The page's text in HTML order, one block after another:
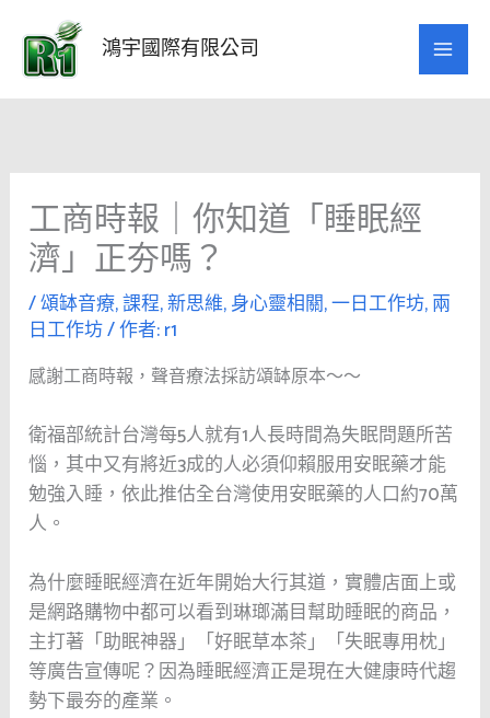
要
鴻宇國際有限公司
工商時報｜你知道「睡眠經
濟」正夯嗎？
/頌缽音療,課程,新思維,身心靈相關,一日工作坊,兩
日工作坊/ 作者:r1
感謝工商時報，聲音療法採訪頌缽原本～～
衛福部統計台灣每5人就有1人長時間為失眠問題所苦
惱，其中又有將近3成的人必須仰賴服用安眠藥才能
勉強入睡，依此推估全台灣使用安眠藥的人口約70萬
人。
為什麼睡眠經濟在近年開始大行其道，實體店面上或
是網路購物中都可以看到琳瑯滿目幫助睡眠的商品，
主打著「助眠神器」「好眠草本茶」「失眠專用枕」
等廣告宣傳呢？因為睡眠經濟正是現在大健康時代趨
勢下最夯的產業。